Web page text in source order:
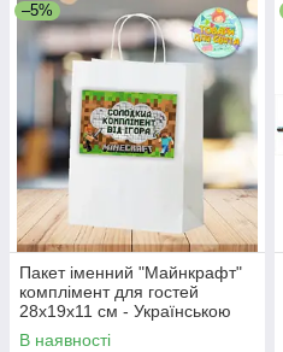
–5%
Пакет іменний "Майнкрафт"
комплімент для гостей
28х19х11 см - Українською
В наявності